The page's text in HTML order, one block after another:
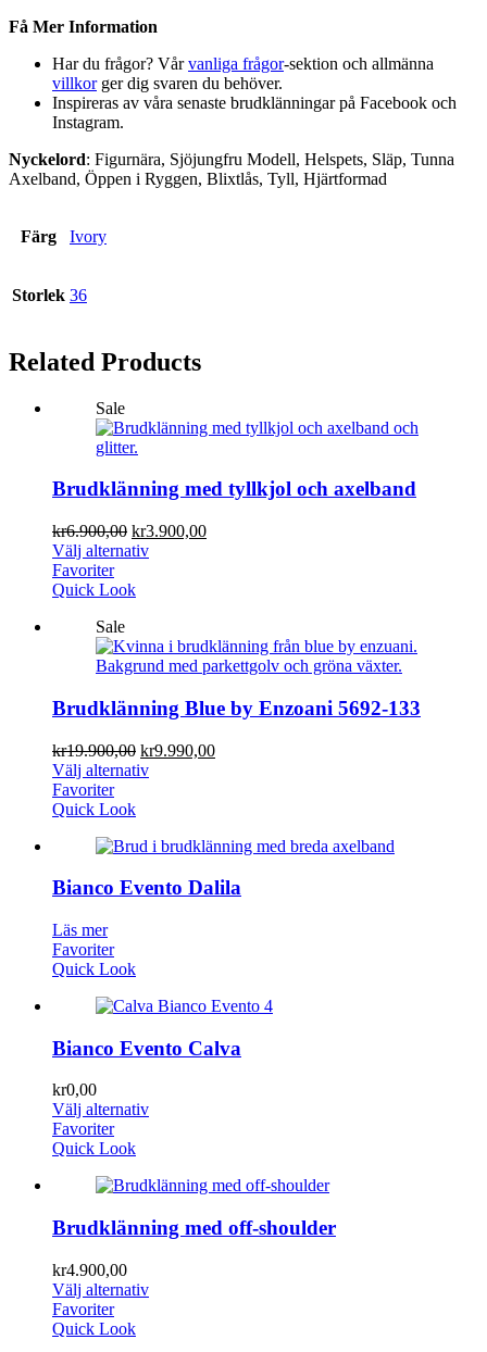
Få Mer Information
Har du frågor? Vårvanliga frågor-sektion och allmänna
villkorger dig svaren du behöver.
Inspireras av våra senaste brudklänningar på Facebook och
Instagram.
Nyckelord: Figurnära, Sjöjungfru Modell, Helspets, Släp, Tunna
Axelband, Öppen i Ryggen, Blixtlås, Tyll, Hjärtformad
Färg Ivory
Storlek 36
Related Products
Sale
Brudklänning med tyllkjol och axelband
kr6.900,00 kr3.900,00
Välj alternativ
Favoriter
Quick Look
Sale
Brudklänning Blue by Enzoani 5692-133
kr19.900,00 kr9.990,00
Välj alternativ
Favoriter
Quick Look
Bianco Evento Dalila
Läs mer
Favoriter
Quick Look
Bianco Evento Calva
kr0,00
Välj alternativ
Favoriter
Quick Look
Brudklänning med off-shoulder
kr4.900,00
Välj alternativ
Favoriter
Quick Look